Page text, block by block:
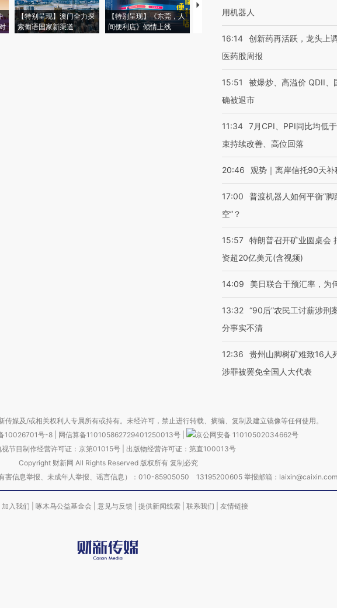
【特别呈现】澳门全力探
索葡语国家新渠道
【特别呈现】《东莞，人
间便利店》倾情上线
【推广】走进第四届链博
会，让数智科技“链”接产
有意思的生活
用机器人
16:14 创新药再活跃，龙头上
医药股周报
15:51
被爆炒、高溢价 QDII、
确被退市
11:34 7月CPI、PPI同比均低
束持续改善、高位回落
20:46 观势｜离岸信托90天补
17:00
普渡机器人如何平衡“脚
空”？
15:57 特朗普召开矿业圆桌会
资超20亿美元(含视频)
14:09 美日联合干预汇率，为
13:32 “90后”农民工讨薪涉刑
分事实不清
12:36
贵州山脚树矿难致16人
涉罪被罢免全国人大代表
传媒及/或相关权利人专属所有或持有。未经许可，禁止进行转载、摘编、复制及建立镜像等任何使用。
10026701号-8 网信算备110105862729401250013号
京公网安备 11010502034662号
视节目制作经营许可证：京第01015号| 出版物经营许可证：第直100013号
Copyright 财新网 All Rights Reserved 版权所有 复制必究
害信息举报、未成年人举报、谣言信息）：010-85905050 13195200605 举报邮箱：laixin@caixin.com
加入我们 啄木鸟公益基金会 意见与反馈 提供新闻线索 联系我们 友情链接